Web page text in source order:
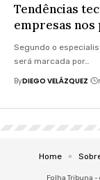
Tendências
empresas
Segundo o
será marcada por…
ByDIEGO VELÁZQUEZ
Folha Tribuna -
Home